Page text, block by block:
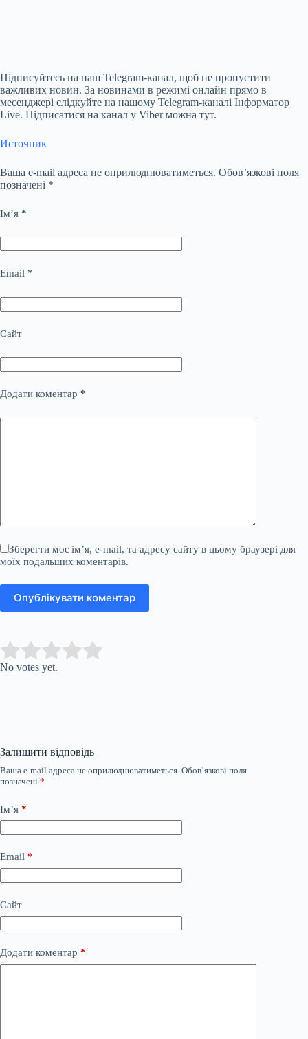
Підписуйтесь на наш Telegram-канал, щоб не пропустити
важливих новин. За новинами в режимі онлайн прямо в
месенджері слідкуйте на нашому Telegram-каналі Інформатор
Live. Підписатися на канал у Viber можна тут.
Источник
Ваша e-mail адреса не оприлюднюватиметься. Обов’язкові поля
позначені *
Ім’я *
Email *
Сайт
Додати коментар *
Зберегти моє ім’я, e-mail, та адресу сайту в цьому браузері для
моїх подальших коментарів.
Опублікувати коментар
Rate this item:
No votes yet.
Залишити відповідь
Ваша e-mail адреса не оприлюднюватиметься. Обов’язкові поля
позначені *
Ім’я *
Email *
Сайт
Додати коментар *